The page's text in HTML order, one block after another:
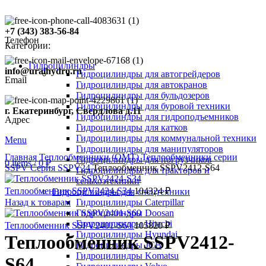
+7 (343) 383-56-84
Телефон
info@uralhydro.ru
Email
г. Екатеринбург, Свердлова д.11
Адрес
Menu
0items / 0₽
Категории:
Гидроцилиндры
Гидроцилиндры для автогрейдеров
Гидроцилиндры для автокранов
Гидроцилиндры для бульдозеров
Гидроцилиндры для буровой техники
Гидроцилиндры для гидроподъемников
Гидроцилиндры для катков
Гидроцилиндры для коммунальной техники
Гидроцилиндры для манипуляторов
Гидроцилиндры для погрузчиков
Гидроцилиндры для тракторов и
сельхозтехники
Гидроцилиндры для спецтехники
Гидроцилиндры Caterpillar
Гидроцилиндры Doosan
Гидроцилиндры Hitachi
Гидроцилиндры Hyundai
Гидроцилиндры JCB
Гидроцилиндры Komatsu
Click to enlarge
Главная Теплообменники (OMT)Теплообменники серии
SSPVСерия SSPV24Теплообменник SSPV2412-S64
Теплообменник SSPV2424-S34104324₽
Назад к товарам
Теплообменник SSPV2401-S60105820₽
Теплообменник SSPV2412-